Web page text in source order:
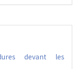
devant les